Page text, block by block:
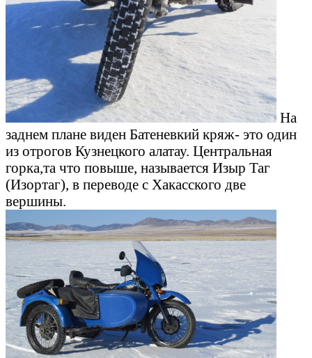
На
заднем плане виден Батеневкий кряж- это один
из отрогов Кузнецкого алатау. Центральная
горка,та что повыше, называется Изыр Таг
(Изортаг), в переводе с Хакасского две
вершины.